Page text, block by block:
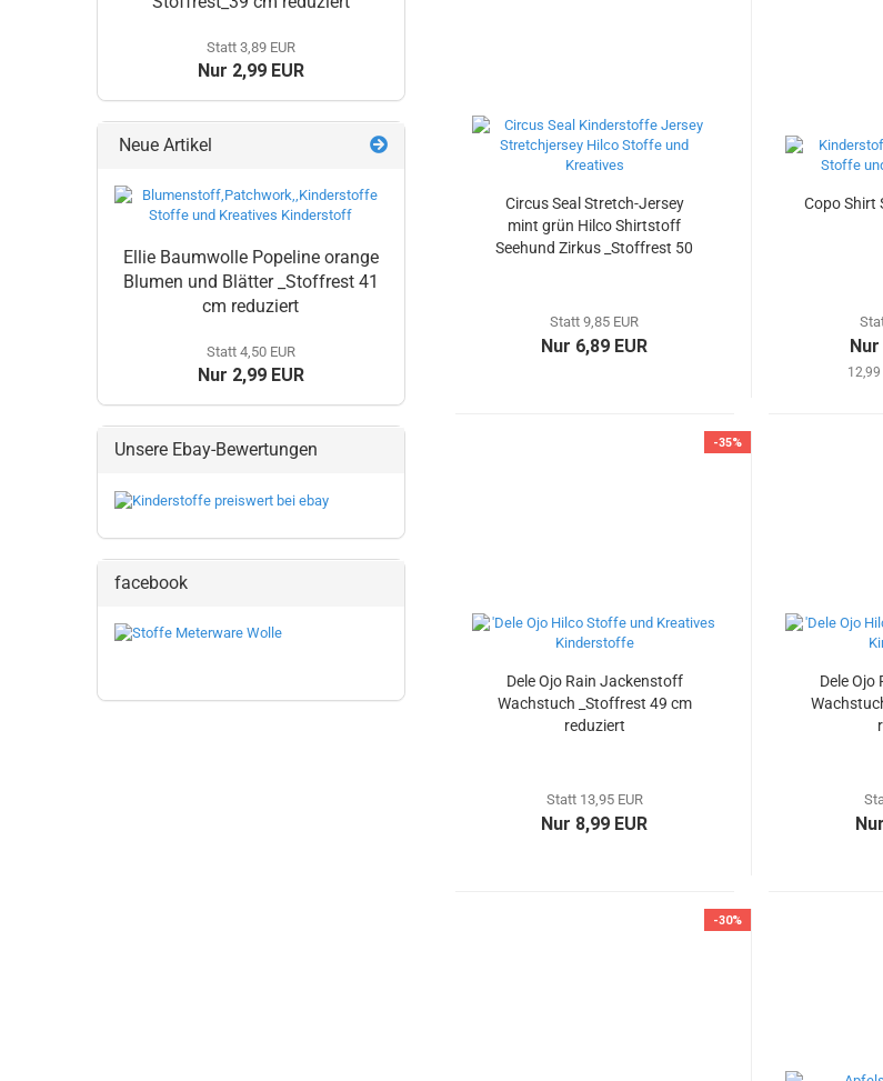
Circus Seal Stretch-Jersey
mint grün Hilco Shirtstoff
Seehund Zirkus _Stoffrest 50
Statt 9,85 EUR
Nur 6,89 EUR
Copo Shirt
Nur
-35%
Dele Ojo Rain Jackenstoff
Wachstuch _Stoffrest 49 cm
reduziert
Statt 13,95 EUR
Nur 8,99 EUR
Dele
-30%
Statt 3,89 EUR
Nur 2,99 EUR
Neue Artikel
Ellie Baumwolle Popeline orange
Blumen und Blätter _Stoffrest 41
cm reduziert
Statt 4,50 EUR
Nur 2,99 EUR
Unsere Ebay-Bewertungen
facebook